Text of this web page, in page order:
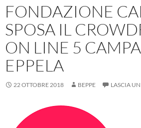
FONDAZIONE
SPOSA IL
ON LINE 5
EPPELA
22 OTTOBRE 2018 BEPPE LASCIA